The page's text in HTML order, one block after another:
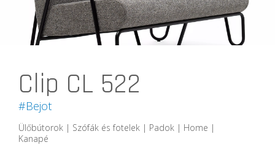
Clip CL 522
#Bejot
Ülőbútorok | Szófák és fotelek | Padok | Home |
Kanapé